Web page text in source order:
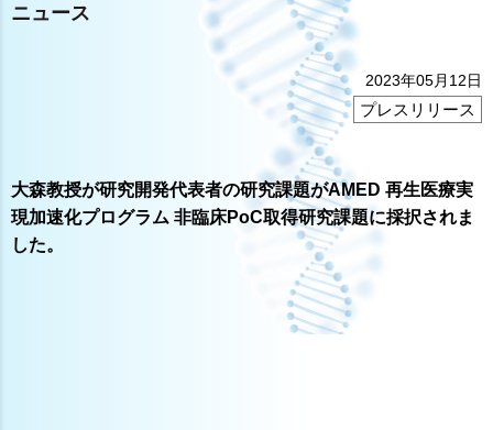
ニュース
2023年05月12日
プレスリリース
大森教授が研究開発代表者の研究課題がAMED 再生医療実
現加速化プログラム 非臨床PoC取得研究課題に採択されま
した。